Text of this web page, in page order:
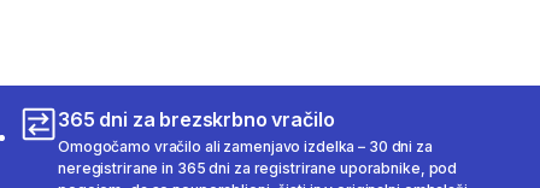
365 dni za brezskrbno vračilo
Omogočamo vračilo ali zamenjavo izdelka – 30 dni za
neregistrirane in 365 dni za registrirane uporabnike, pod